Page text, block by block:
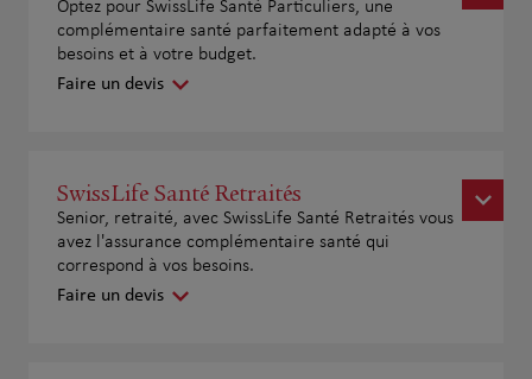
Optez pour SwissLife Santé Particuliers, une
complémentaire santé parfaitement adapté à vos
besoins et à votre budget.
Faire un devis
SwissLife Santé Retraités
Senior, retraité, avec SwissLife Santé Retraités vous
avez l'assurance complémentaire santé qui
correspond à vos besoins.
Faire un devis